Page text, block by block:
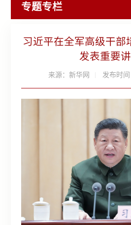
专题专栏
习近平在全军高级干部
发表重要
来源：新华网 发布时